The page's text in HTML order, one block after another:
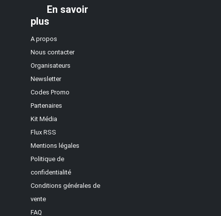
En savoir
plus
A propos
Nous contacter
Organisateurs
Newsletter
Codes Promo
Partenaires
Kit Média
Flux RSS
Mentions légales
Politique de
confidentialité
Conditions générales de
vente
FAQ